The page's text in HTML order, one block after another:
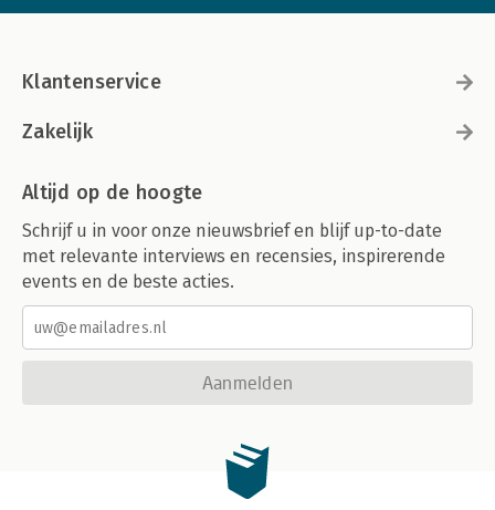
Klantenservice
Zakelijk
Altijd op de hoogte
Schrijf u in voor onze nieuwsbrief en blijf up-to-date
met relevante interviews en recensies, inspirerende
events en de beste acties.
Aanmelden